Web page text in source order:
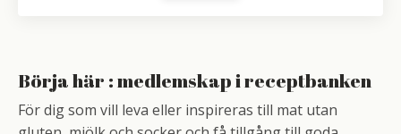
Börja här : medlemskap i receptbanken
För dig som vill leva eller inspireras till mat utan